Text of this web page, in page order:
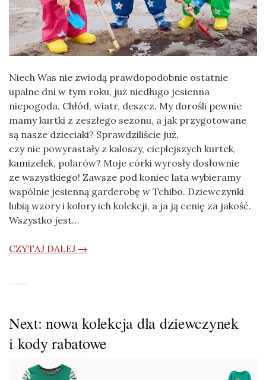
Niech Was nie zwiodą prawdopodobnie ostatnie
upalne dni w tym roku, już niedługo jesienna
niepogoda. Chłód, wiatr, deszcz. My dorośli pewnie
mamy kurtki z zeszłego sezonu, a jak przygotowane
są nasze dzieciaki? Sprawdziliście już,
czy nie powyrastały z kaloszy, cieplejszych kurtek,
kamizelek, polarów? Moje córki wyrosły dosłownie
ze wszystkiego! Zawsze pod koniec lata wybieramy
wspólnie jesienną garderobę w Tchibo. Dziewczynki
lubią wzory i kolory ich kolekcji, a ja ją cenię za jakość.
Wszystko jest…
CZYTAJ DALEJ →
Next: nowa kolekcja dla dziewczynek
i kody rabatowe